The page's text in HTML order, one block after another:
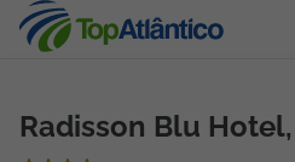
Destinos
Radisson Blu